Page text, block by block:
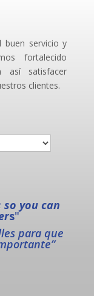
buen servicio y
fortalecido
así satisfacer
clientes.
you can
s"
para que